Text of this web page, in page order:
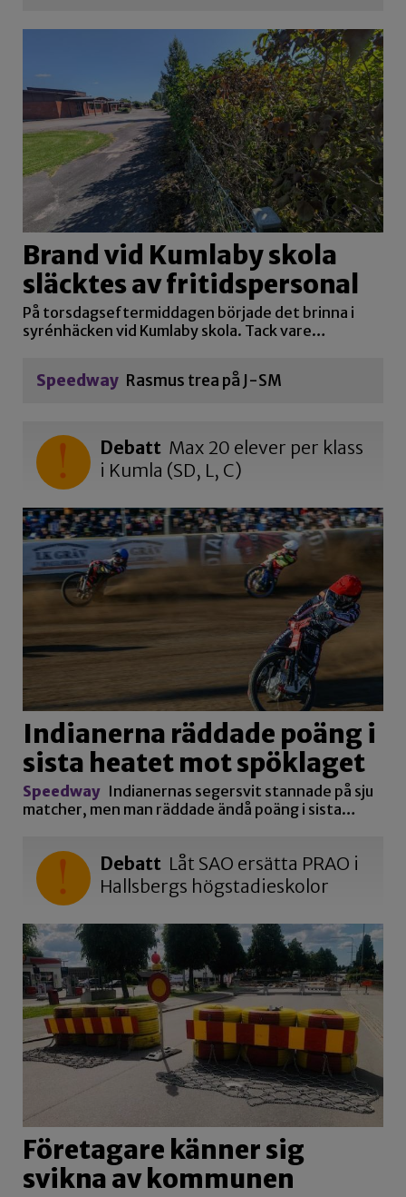
Brand vid Kumlaby skola
släcktes av fritidspersonal
På torsdagseftermiddagen började det brinna i
syrénhäcken vid Kumlaby skola. Tack vare…
Speedway Rasmus trea på J-SM
Debatt Max 20 elever per klass
i Kumla (SD, L, C)
Indianerna räddade poäng i
sista heatet mot spöklaget
Speedway Indianernas segersvit stannade på sju
matcher, men man räddade ändå poäng i sista…
Debatt Låt SAO ersätta PRAO i
Hallsbergs högstadieskolor
Företagare känner sig
svikna av kommunen